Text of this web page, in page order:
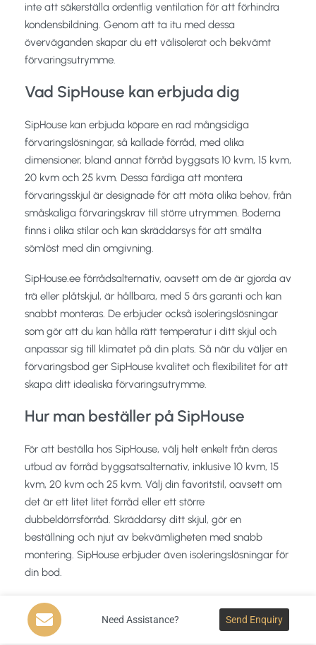
inte att säkerställa ordentlig ventilation för att förhindra
kondensbildning. Genom att ta itu med dessa
överväganden skapar du ett välisolerat och bekvämt
förvaringsutrymme.
Vad SipHouse kan erbjuda dig
SipHouse kan erbjuda köpare en rad mångsidiga
förvaringslösningar, så kallade förråd, med olika
dimensioner, bland annat förråd byggsats 10 kvm, 15 kvm,
20 kvm och 25 kvm. Dessa färdiga att montera
förvaringsskjul är designade för att möta olika behov, från
småskaliga förvaringskrav till större utrymmen. Boderna
finns i olika stilar och kan skräddarsys för att smälta
sömlöst med din omgivning.
SipHouse.ee förrådsalternativ, oavsett om de är gjorda av
trä eller plåtskjul, är hållbara, med 5 års garanti och kan
snabbt monteras. De erbjuder också isoleringslösningar
som gör att du kan hålla rätt temperatur i ditt skjul och
anpassar sig till klimatet på din plats. Så när du väljer en
förvaringsbod ger SipHouse kvalitet och flexibilitet för att
skapa ditt idealiska förvaringsutrymme.
Hur man beställer på SipHouse
För att beställa hos SipHouse, välj helt enkelt från deras
utbud av förråd byggsatsalternativ, inklusive 10 kvm, 15
kvm, 20 kvm och 25 kvm. Välj din favoritstil, oavsett om
det är ett litet litet förråd eller ett större
dubbeldörrsförråd. Skräddarsy ditt skjul, gör en
beställning och njut av bekvämligheten med snabb
montering. SipHouse erbjuder även isoleringslösningar för
din bod.
Need Assistance? Send Enquiry